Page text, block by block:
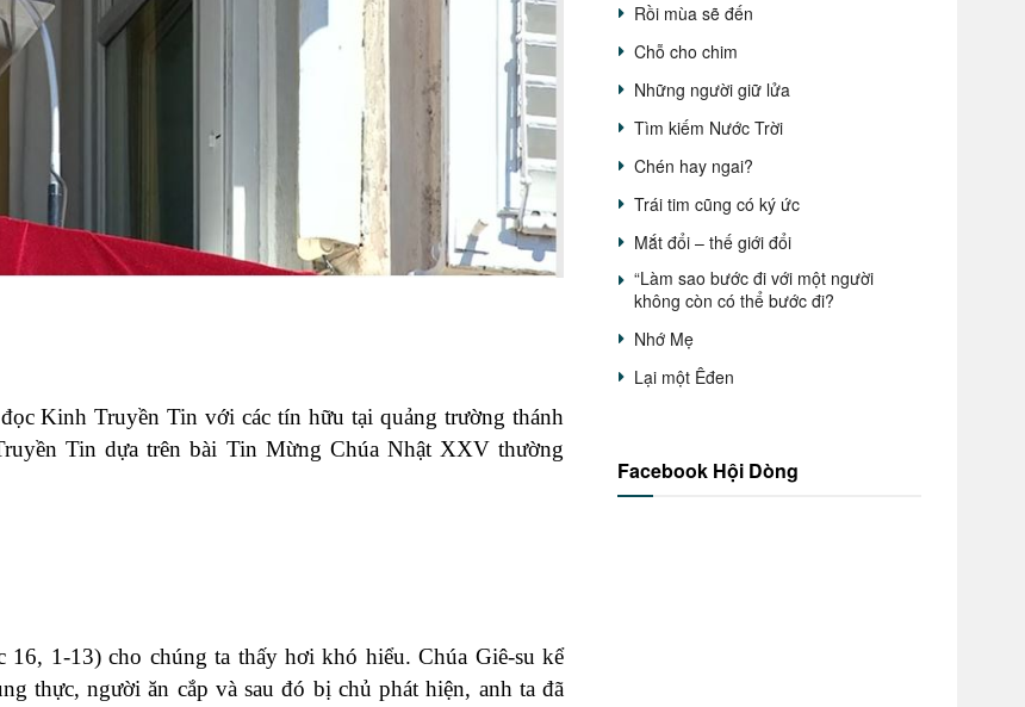
Kinh Truyền Tin với các tín hữu tại quảng trường thánh
Tin dựa trên bài Tin Mừng Chúa Nhật XXV thường
1-13) cho chúng ta thấy hơi khó hiểu. Chúa Giê-su kể
thực, người ăn cắp và sau đó bị chủ phát hiện, anh ta đã
Rồi mùa sẽ đến
Chỗ cho chim
Những người giữ lửa
Tìm kiếm Nước Trời
Chén hay ngai?
Trái tim cũng có ký ức
Mắt đổi – thế giới đổi
“Làm sao bước đi với một người
không còn có thể bước đi?
Nhớ Mẹ
Lại một Êđen
Facebook Hội Dòng